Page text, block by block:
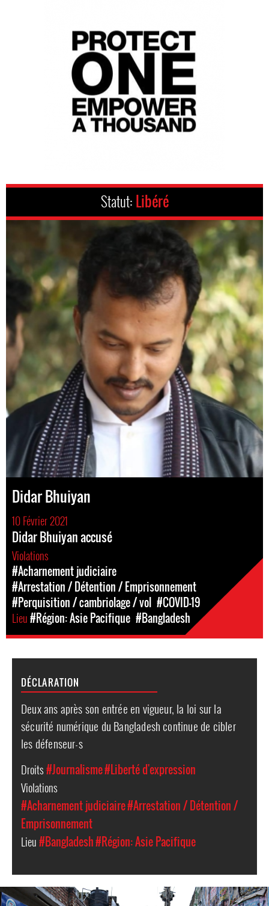
Statut: Libéré
Didar Bhuiyan
10 Février 2021
Didar Bhuiyan accusé
Violations
#Acharnement judiciaire
#Arrestation / Détention / Emprisonnement
#Perquisition / cambriolage / vol #COVID-19
Lieu#Région: Asie Pacifique #Bangladesh
DÉCLARATION
Deux ans après son entrée en vigueur, la loi sur la
sécurité numérique du Bangladesh continue de cibler
les défenseur-s
Droits#Journalisme#Liberté d'expression
Violations
#Acharnement judiciaire#Arrestation / Détention /
Emprisonnement
Lieu#Bangladesh#Région: Asie Pacifique